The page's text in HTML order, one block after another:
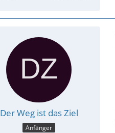
Der Weg ist das Ziel
Anfänger